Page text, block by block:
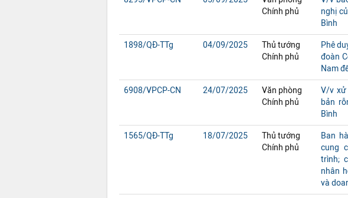
Chính phủ
nghị
Bình
1898/QĐ-TTg 04/09/2025
Thủ tướng
Chính phủ
Phê
đoàn
Nam
6908/VPCP-CN 24/07/2025
Văn phòng
Chính phủ
V/v xử
bản
Bình
1565/QĐ-TTg 18/07/2025
Thủ tướng
Chính phủ
Ban
cung
trình;
nhân
và